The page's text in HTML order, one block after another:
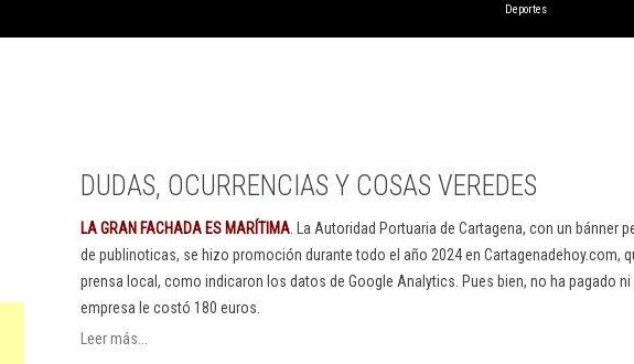
Deportes
DUDAS, OCURRENCIAS Y COSAS VEREDES
LA GRAN FACHADA ES MARÍTIMA . La Autoridad Portuaria de Cartagena, con un bánner
de publinoticas, se hizo promoción durante todo el año 2024 en Cartagenadehoy.com,
prensa local, como indicaron los datos de Google Analytics. Pues bien, no ha pagado
empresa le costó 180 euros.
Leer más...